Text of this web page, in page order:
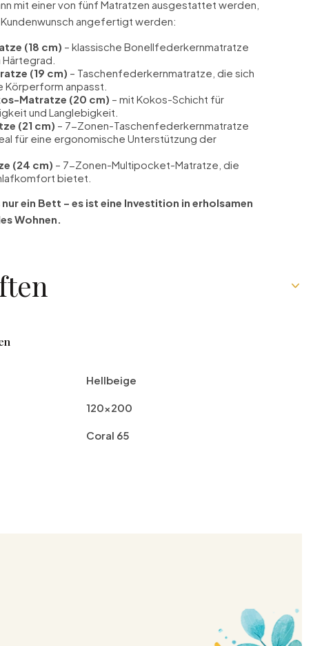
mit einer von fünf Matratzen ausgestattet werden,
angefertigt werden:
(18 cm) – klassische Bonellfederkernmatratze
(19 cm) – Taschenfederkernmatratze, die sich
Körperform anpasst.
Matratze (20 cm) – mit Kokos-Schicht für
und Langlebigkeit.
(21 cm) – 7-Zonen-Taschenfederkernmatratze
für eine ergonomische Unterstützung der
(24 cm) – 7-Zonen-Multipocket-Matratze, die
bietet.
nur ein Bett – es ist eine Investition in erholsamen
Wohnen.
Hellbeige
120x200
Coral 65